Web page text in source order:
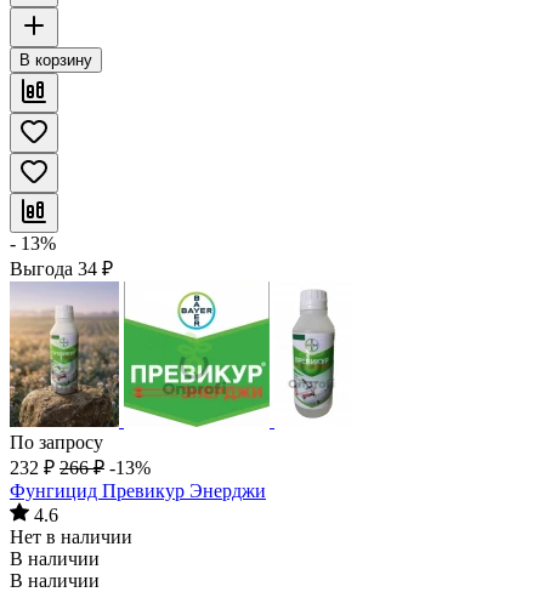
В корзину
- 13%
Выгода 34 ₽
По запросу
232 ₽ 266 ₽ -13%
Фунгицид Превикур Энерджи
4.6
Нет в наличии
В наличии
В наличии